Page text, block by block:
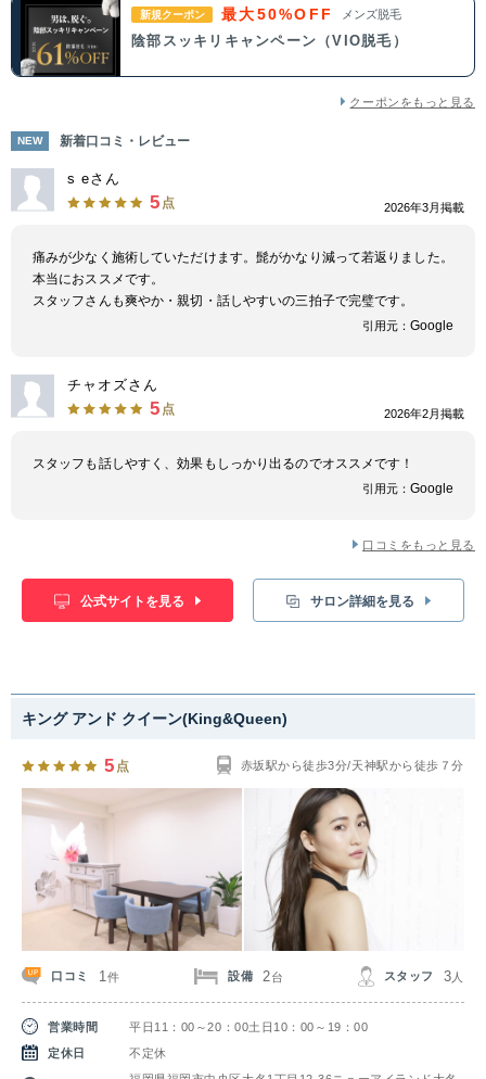
新規クーポン 最大50%OFF メンズ脱毛
陰部スッキリキャンペーン（VIO脱毛）
クーポンをもっと見る
NEW 新着口コミ・レビュー
s eさん
5 点 2026年3月掲載
痛みが少なく施術していただけます。髭がかなり減って若返りました。
本当におススメです。
スタッフさんも爽やか・親切・話しやすいの三拍子で完璧です。
引用元： Google
チャオズさん
5 点 2026年2月掲載
スタッフも話しやすく、効果もしっかり出るのでオススメです！
引用元： Google
口コミをもっと見る
公式サイトを見る サロン詳細を見る
キング アンド クイーン(King&Queen)
5 点 赤坂駅から徒歩3分/天神駅から徒歩７分
口コミ 1 件 設備 2台 スタッフ 3 人
営業時間
平日11：00～20：00土日10：00～19：00
定休日
不定休